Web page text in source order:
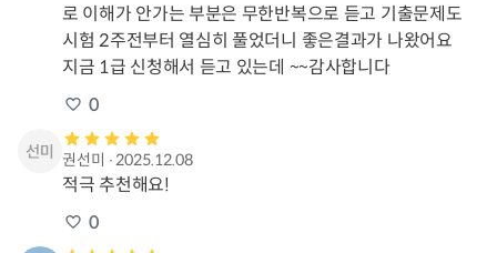
로 이해가 안가는 부분은 무한반복으로 듣고 기출문제도
시험 2주전부터 열심히 풀었더니 좋은결과가 나왔어요
지금 1급 신청해서 듣고 있는데 ~~감사합니다
0
권선미 ∙2025.12.08
적극 추천해요!
0